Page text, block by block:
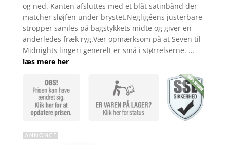
og ned. Kanten afsluttes med et blåt satinbånd der
matcher sløjfen under brystet.Negligéens justerbare
stropper samles på bagstykkets midte og giver en
anderledes fræk ryg.Vær opmærksom på at Seven til
Midnights lingeri generelt er små i størrelserne. …
læs mere her